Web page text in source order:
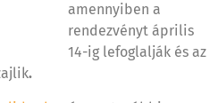
amennyiben a
rendezvényt április
14-ig lefoglalják és az
.